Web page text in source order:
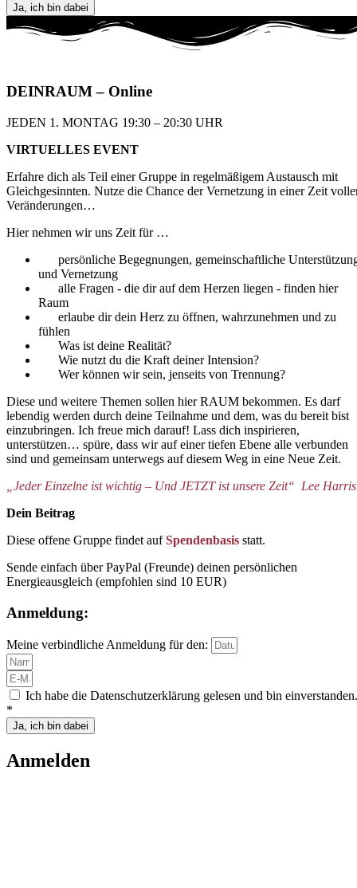
Ja, ich bin dabei
DEINRAUM– Online
JEDEN 1. MONTAG 19:30 – 20:30 UHR​
VIRTUELLES EVENT
Erfahre dich als Teil einer Gruppe in regelmäßigem Austausch mit
Gleichgesinnten. Nutze die Chance der Vernetzung in einer Zeit
Veränderungen…
Hier nehmen wir uns Zeit für …
persönliche Begegnungen, gemeinschaftliche
und Vernetzung
alle Fragen - die dir auf dem Herzen liegen - finden hier
Raum
erlaube dir dein Herz zu öffnen, wahrzunehmen und zu
fühlen
Was ist deine Realität?
Wie nutzt du die Kraft deiner Intension?
Wer können wir sein, jenseits von Trennung?
Diese und weitere Themen sollen hier RAUM bekommen. Es darf
lebendig werden durch deine Teilnahme und dem, was du bereit bist
einzubringen. Ich freue mich darauf! Lass dich inspirieren,
unterstützen… spüre, dass wir auf einer tiefen Ebene alle verbunden
sind und gemeinsam unterwegs auf diesem Weg in eine Neue Zeit.
„Jeder Einzelne ist wichtig – Und JETZT ist unsere Zeit“ Lee Harris
Dein Beitrag
Diese offene Gruppe findet aufSpendenbasis statt.
Sende einfach über PayPal (Freunde) deinen persönlichen
Energieausgleich (empfohlen sind 10 EUR)
Anmeldung:
Meine verbindliche Anmeldung für den:
Ich habe die Datenschutzerklärung gelesen und bin einverstanden.
*
Ja, ich bin dabei
Anmelden